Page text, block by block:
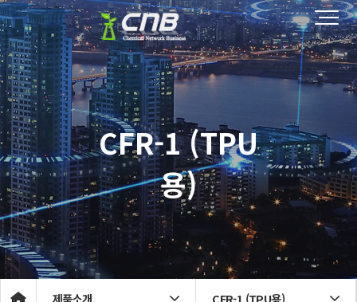
CFR-1 (TPU
용)
제품소개 CFR-1 (TPU용)